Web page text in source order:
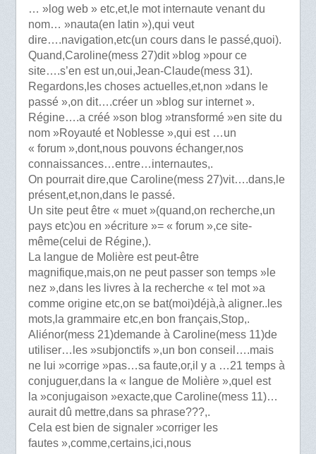
… »log web » etc,et,le mot internaute venant du
nom… »nauta(en latin »),qui veut
dire….navigation,etc(un cours dans le passé,quoi).
Quand,Caroline(mess 27)dit »blog »pour ce
site….s’en est un,oui,Jean-Claude(mess 31).
Regardons,les choses actuelles,et,non »dans le
passé »,on dit….créer un »blog sur internet ».
Régine….a créé »son blog »transformé »en site du
nom »Royauté et Noblesse »,qui est …un
« forum »,dont,nous pouvons échanger,nos
connaissances…entre…internautes,.
On pourrait dire,que Caroline(mess 27)vit….dans,le
présent,et,non,dans le passé.
Un site peut être « muet »(quand,on recherche,un
pays etc)ou en »écriture »= « forum »,ce site-
même(celui de Régine,).
La langue de Molière est peut-être
magnifique,mais,on ne peut passer son temps »le
nez »,dans les livres à la recherche « tel mot »a
comme origine etc,on se bat(moi)déjà,à aligner..les
mots,la grammaire etc,en bon français,Stop,.
Aliénor(mess 21)demande à Caroline(mess 11)de
utiliser…les »subjonctifs »,un bon conseil….mais
ne lui »corrige »pas…sa faute,or,il y a …21 temps à
conjuguer,dans la « langue de Molière »,quel est
la »conjugaison »exacte,que Caroline(mess 11)…
aurait dû mettre,dans sa phrase???,.
Cela est bien de signaler »corriger les
fautes »,comme,certains,ici,nous